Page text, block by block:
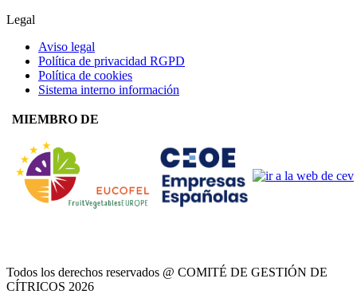
Legal
Aviso legal
Política de privacidad RGPD
Política de cookies
Sistema interno información
MIEMBRO DE
Todos los derechos reservados @ COMITÉ DE GESTIÓN DE
CÍTRICOS 2026